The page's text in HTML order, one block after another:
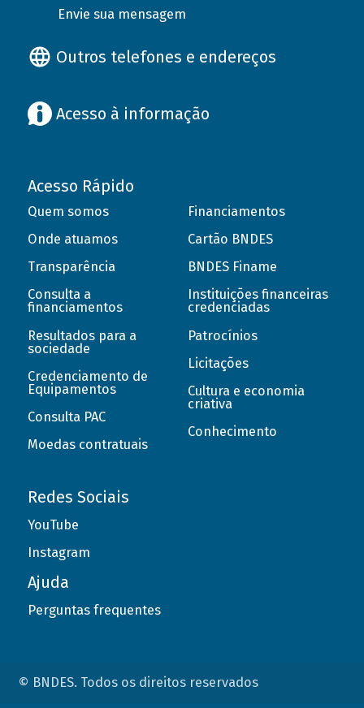
Envie sua mensagem
Outros telefones e endereços
Acesso à informação
Acesso Rápido
Quem somos
Onde atuamos
Transparência
Consulta a
financiamentos
Resultados para a
sociedade
Credenciamento de
Equipamentos
Consulta PAC
Moedas contratuais
Financiamentos
Cartão BNDES
BNDES Finame
Instituições financeiras
credenciadas
Patrocínios
Licitações
Cultura e economia
criativa
Conhecimento
Redes Sociais
YouTube
Instagram
Ajuda
Perguntas frequentes
© BNDES. Todos os direitos reservados